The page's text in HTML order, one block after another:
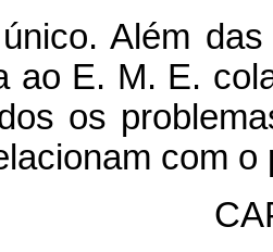
Além
ao E. M. E.
os
com